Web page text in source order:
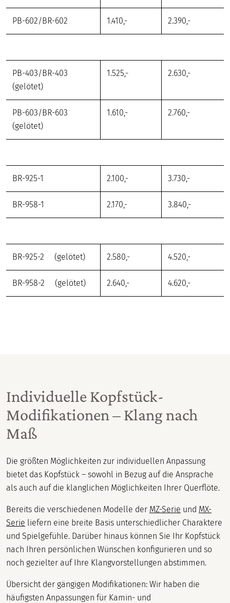
PB-602/BR-602 1.410,- 2.390,-
PB-403/BR-403
(gelötet)
1.525,- 2.630,-
PB-603/BR-603
(gelötet)
1.610,- 2.760,-
BR-925-1 2.100,- 3.730,-
BR-958-1 2.170,- 3.840,-
BR-925-2 (gelötet) 2.580,- 4.520,-
BR-958-2 (gelötet) 2.640,- 4.620,-
Individuelle Kopfstück-
Modifikationen – Klang nach
Maß
Die größten Möglichkeiten zur individuellen Anpassung
bietet das Kopfstück – sowohl in Bezug auf die Ansprache
als auch auf die klanglichen Möglichkeiten Ihrer Querflöte.
Bereits die verschiedenen Modelle der MZ-Serie und MX-
Serie liefern eine breite Basis unterschiedlicher Charaktere
und Spielgefühle. Darüber hinaus können Sie Ihr Kopfstück
nach Ihren persönlichen Wünschen konfigurieren und so
noch gezielter auf Ihre Klangvorstellungen abstimmen.
Übersicht der gängigen Modifikationen: Wir haben die
häufigsten Anpassungen für Kamin- und